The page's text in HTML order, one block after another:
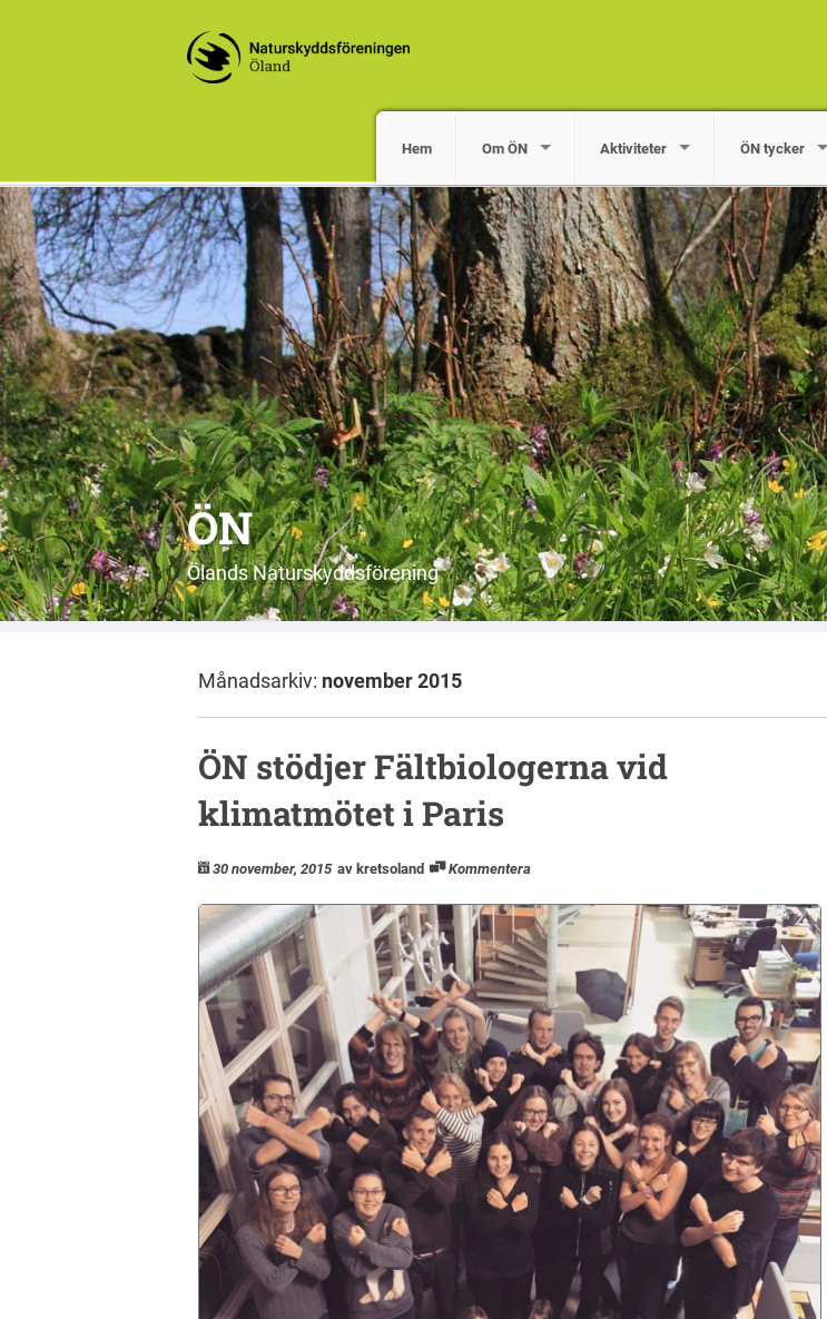
Hem Om ÖN Aktiviteter ÖN tycker
ÖN
Ölands Naturskyddsförening
Månadsarkiv: november 2015
ÖN stödjer Fältbiologerna vid
klimatmötet i Paris
30 november, 2015 av kretsoland Kommentera